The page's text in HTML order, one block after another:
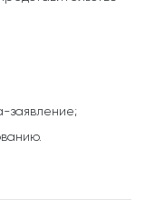
заявление;